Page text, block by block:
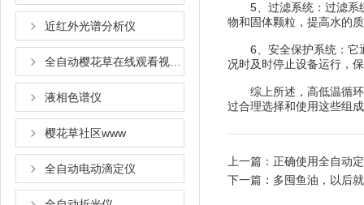
近红外光谱分析仪
液相色谱仪
樱花草社区www
全自动电动滴定仪
5、过滤系统：过滤
物和固体颗粒，提高水的
6、安全保护系统：它
况时及时停止设备运行，
综上所述，高低温循环
过合理选择和使用这些组成部
上一篇： 正确使用全自动
下一篇： 多囤鱼油，以后